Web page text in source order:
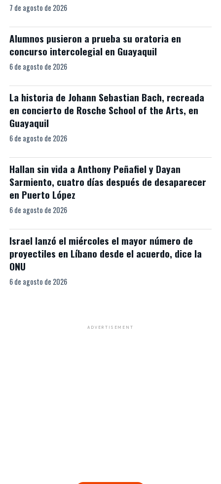
7 de agosto de 2026
Alumnos pusieron a prueba su oratoria en
concurso intercolegial en Guayaquil
6 de agosto de 2026
La historia de Johann Sebastian Bach, recreada
en concierto de Rosche School of the Arts, en
Guayaquil
6 de agosto de 2026
Hallan sin vida a Anthony Peñafiel y Dayan
Sarmiento, cuatro días después de desaparecer
en Puerto López
6 de agosto de 2026
Israel lanzó el miércoles el mayor número de
proyectiles en Líbano desde el acuerdo, dice la
ONU
6 de agosto de 2026
ADVERTISEMENT